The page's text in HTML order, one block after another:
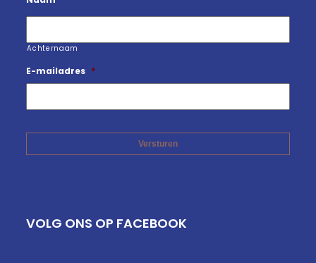
Achternaam
E-mailadres *
VOLG ONS OP FACEBOOK